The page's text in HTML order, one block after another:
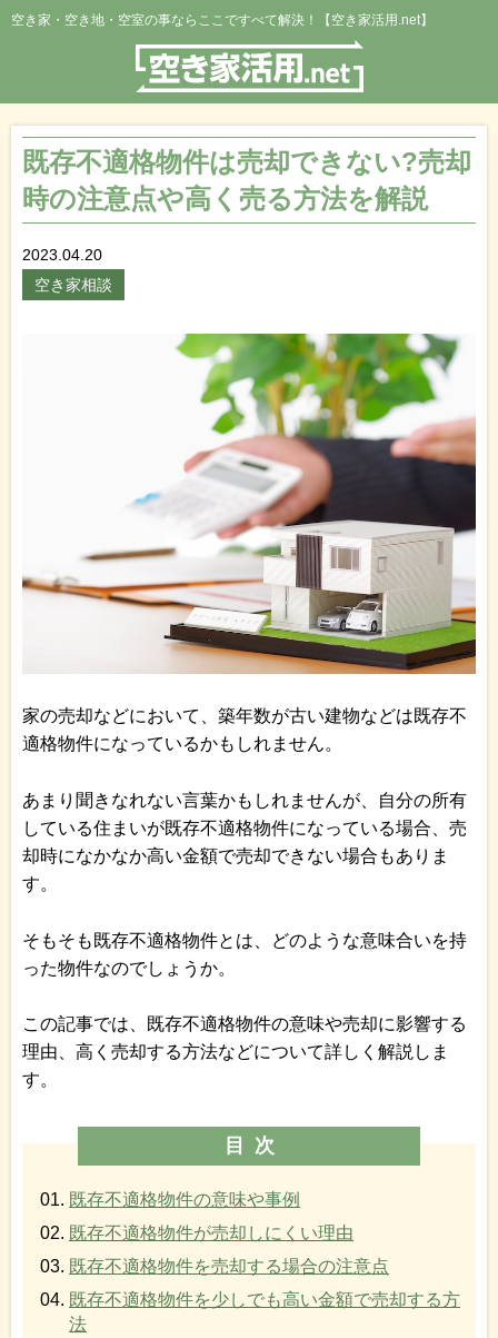
空き家・空き地・空室の事ならここですべて解決！【空き家活用.net】
既存不適格物件は売却できない?売却
時の注意点や高く売る方法を解説
2023.04.20
空き家相談
家の売却などにおいて、築年数が古い建物などは既存不
適格物件になっているかもしれません。
あまり聞きなれない言葉かもしれませんが、自分の所有
している住まいが既存不適格物件になっている場合、売
却時になかなか高い金額で売却できない場合もありま
す。
そもそも既存不適格物件とは、どのような意味合いを持
った物件なのでしょうか。
この記事では、既存不適格物件の意味や売却に影響する
理由、高く売却する方法などについて詳しく解説しま
す。
目次
既存不適格物件の意味や事例
既存不適格物件が売却しにくい理由
既存不適格物件を売却する場合の注意点
既存不適格物件を少しでも高い金額で売却する方
法